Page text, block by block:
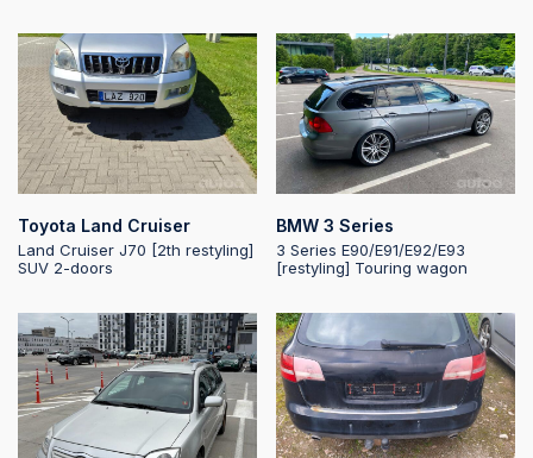
2025-09-15 21:57:15
2025-09-15 21:57:14
2025-09-15 21:57:14
2025-09-15 21:57:13
2025-09-15 21:57:13
2025-09-15 21:57:13
Toyota Land Cruiser
Land Cruiser J70 [2th restyling]
SUV 2-doors
BMW 3 Series
3 Series E90/E91/E92/E93
[restyling] Touring wagon